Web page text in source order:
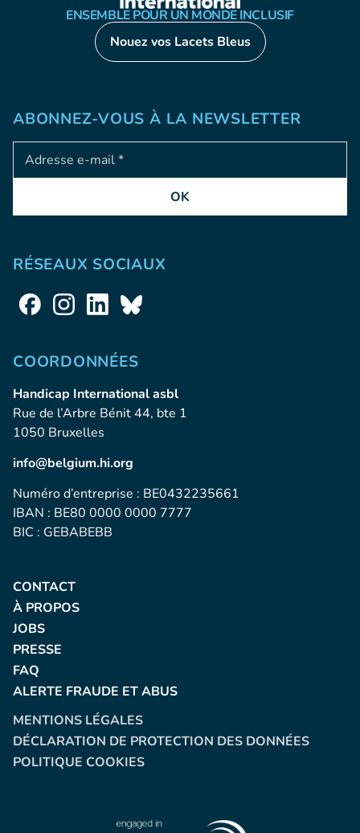
ENSEMBLE POUR UN MONDE INCLUSIF
Nouez vos Lacets Bleus
ABONNEZ-VOUS À LA NEWSLETTER
Adresse e-mail
OK
RÉSEAUX SOCIAUX
COORDONNÉES
Handicap International asbl
Rue de l’Arbre Bénit 44, bte 1
1050 Bruxelles
info@belgium.hi.org
Numéro d’entreprise : BE0432235661
IBAN : BE80 0000 0000 7777
BIC : GEBABEBB
CONTACT
À PROPOS
JOBS
PRESSE
FAQ
ALERTE FRAUDE ET ABUS
MENTIONS LÉGALES
DÉCLARATION DE PROTECTION DES DONNÉES
POLITIQUE COOKIES